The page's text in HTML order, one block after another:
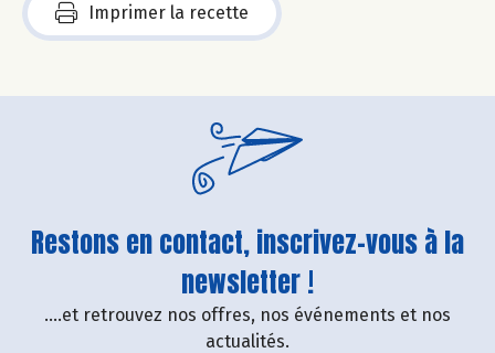
Imprimer la recette
Restons en contact, inscrivez-vous à la
newsletter !
....et retrouvez nos offres, nos événements et nos
actualités.